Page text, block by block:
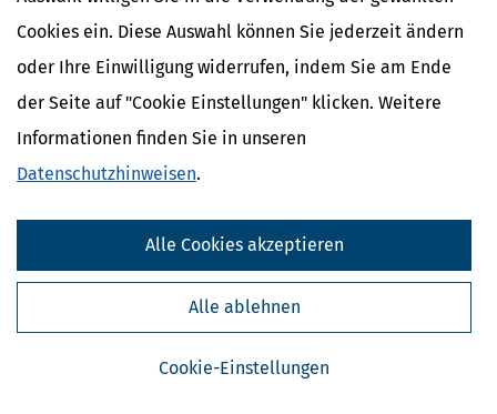
Cookies ein. Diese Auswahl können Sie jederzeit ändern
oder Ihre Einwilligung widerrufen, indem Sie am Ende
der Seite auf "Cookie Einstellungen" klicken. Weitere
Informationen finden Sie in unseren
Datenschutzhinweisen.
Cookie-Einstellungen
Alle ablehnen
Alle Cookies akzeptieren
Umsatzsteuer: Pauschaler Vorsteuerabzug für viele Berufsgruppen
06.03.2023, 08:01 Uhr]Für bestimmte Berufsgruppen besteht die
Möglichkeit, als Vorsteuer einen gewissen Prozentsatz des
Umsatzes anzusetzen. Damit entfällt die Pflicht zum Nachweis der
jedoch für die meisten dieser